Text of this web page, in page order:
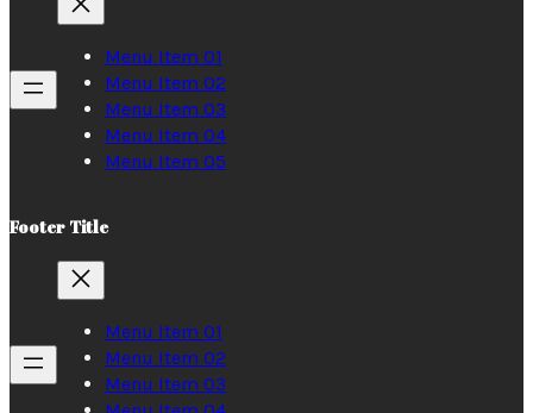
Menu Item 01
Menu Item 02
Menu Item 03
Menu Item 04
Menu Item 05
Footer Title
Menu Item 01
Menu Item 02
Menu Item 03